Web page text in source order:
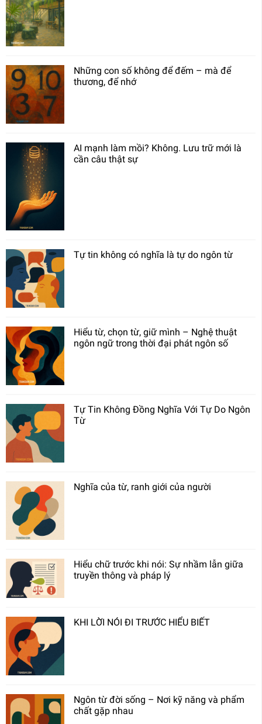
Những con số không để đếm – mà để
thương, để nhớ
AI mạnh làm mồi? Không. Lưu trữ mới là
cần câu thật sự
Tự tin không có nghĩa là tự do ngôn từ
Hiểu từ, chọn từ, giữ mình – Nghệ thuật
ngôn ngữ trong thời đại phát ngôn số
Tự Tin Không Đồng Nghĩa Với Tự Do Ngôn
Từ
Nghĩa của từ, ranh giới của người
Hiểu chữ trước khi nói: Sự nhầm lẫn giữa
truyền thông và pháp lý
KHI LỜI NÓI ĐI TRƯỚC HIỂU BIẾT
Ngôn từ đời sống – Nơi kỹ năng và phẩm
chất gặp nhau